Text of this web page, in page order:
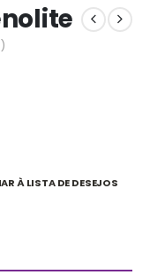
À LISTA DE DESEJOS